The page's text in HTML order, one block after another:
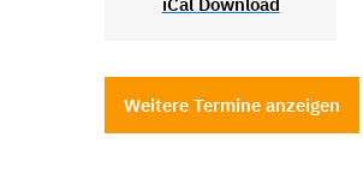
Weitere Termine anzeigen